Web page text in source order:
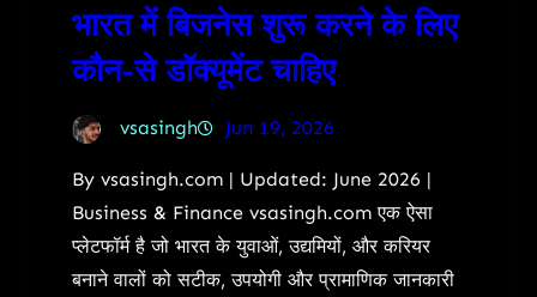
भारत में बिजनेस शुरू करने के लिए
कौन-से डॉक्यूमेंट चाहिए
vsasingh Jun 19, 2026
By vsasingh.com | Updated: June 2026 |
Business & Finance vsasingh.com एक ऐसा
प्लेटफॉर्म है जो भारत के युवाओं, उद्यमियों, और करियर
बनाने वालों को सटीक, उपयोगी और प्रामाणिक जानकारी